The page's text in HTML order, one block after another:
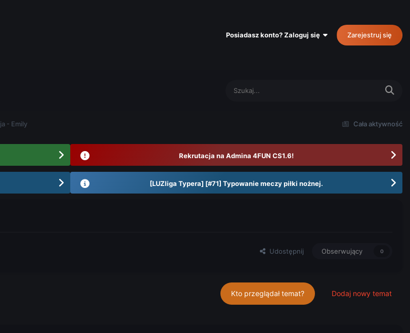
Posiadasz konto? Zaloguj się Zarejestruj się
Cała aktywność
- Emily
Rekrutacja na Admina 4FUN CS1.6!
[LUZliga Typera] [#71] Typowanie meczy piłki nożnej.
Udostępnij Obserwujący 0
Dodaj nowy temat
Kto przeglądał temat?